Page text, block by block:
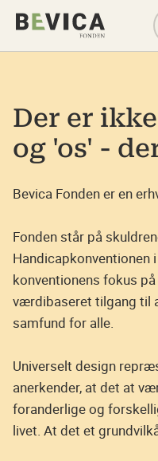
Der er
og 'os' -
Bevica Fonden er en
Fonden står på
Handicapkonventionen
konventionens fokus
værdibaseret tilgang til
samfund for alle.
Universelt design
anerkender, at det at
foranderlige og
livet. At det et